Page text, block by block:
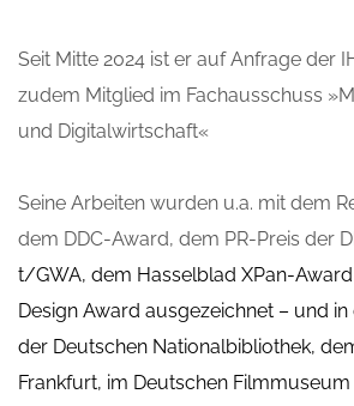
Seit Mit­te 2024 ist er auf Anfra­ge der
zudem Mit­glied im Fach­aus­schuss
und Digitalwirtschaft«
Sei­ne Arbei­ten wur­den u.a. mit dem
dem DDC-Award, dem PR-Preis der
t/G­WA, dem Has­sel­blad XPan-
Design Award aus­ge­zeich­net – und
der Deut­schen Natio­nal­bi­blio­thek,
Frank­furt, im Deut­schen